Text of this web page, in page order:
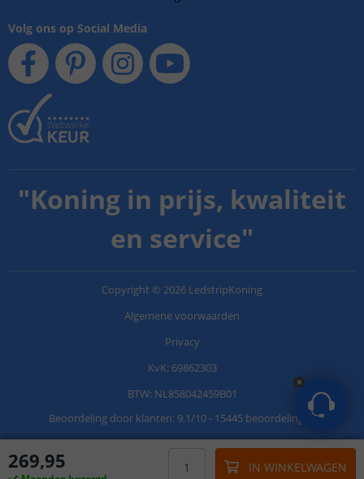
269,95 IN WINKELWAGEN
Volg ons op Social Media
"Koning in prijs, kwaliteit
en service"
Copyright © 2026 LedstripKoning
Algemene voorwaarden
Privacy
KvK: 69862303
BTW: NL858042459B01
Beoordeling door klanten: 9.1/10- 15445 beoordelingen